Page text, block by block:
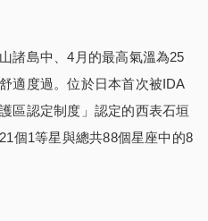
諸島中、4月的最高氣溫為25
適度過。位於日本首次被IDA
區認定制度」認定的西表石垣
個1等星與總共88個星座中的8